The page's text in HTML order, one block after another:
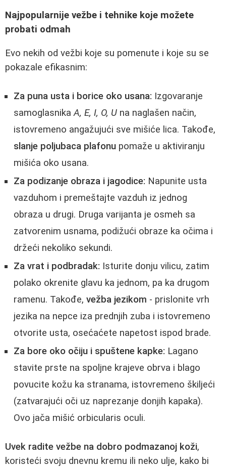
Najpopularnije vežbe i tehnike koje možete
probati odmah
Evo nekih od vežbi koje su pomenute i koje su se
pokazale efikasnim:
Za puna usta i borice oko usana: Izgovaranje
samoglasnikaA, E, I, O, U na naglašen način,
istovremeno angažujući sve mišiće lica. Takođe,
slanje poljubaca plafonu pomaže u aktiviranju
mišića oko usana.
Za podizanje obraza i jagodice: Napunite usta
vazduhom i premeštajte vazduh iz jednog
obraza u drugi. Druga varijanta je osmeh sa
zatvorenim usnama, podižući obraze ka očima i
držeći nekoliko sekundi.
Za vrat i podbradak: Isturite donju vilicu, zatim
polako okrenite glavu ka jednom, pa ka drugom
ramenu. Takođe, vežba jezikom - prislonite vrh
jezika na nepce iza prednjih zuba i istovremeno
otvorite usta, osećaćete napetost ispod brade.
Za bore oko očiju i spuštene kapke: Lagano
stavite prste na spoljne krajeve obrva i blago
povucite kožu ka stranama, istovremeno škiljeći
(zatvarajući oči uz naprezanje donjih kapaka).
Ovo jača mišić orbicularis oculi.
Uvek radite vežbe na dobro podmazanoj koži,
koristeći svoju dnevnu kremu ili neko ulje, kako bi